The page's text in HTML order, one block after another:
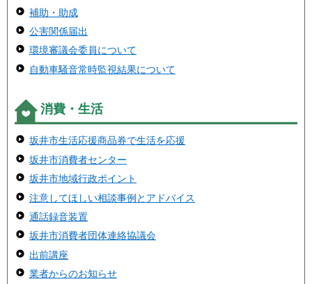
補助・助成
公害関係届出
環境審議会委員について
自動車騒音常時監視結果について
消費・生活
坂井市生活応援商品券で生活を応援
坂井市消費者センター
坂井市地域行政ポイント
注意してほしい相談事例とアドバイス
通話録音装置
坂井市消費者団体連絡協議会
出前講座
業者からのお知らせ